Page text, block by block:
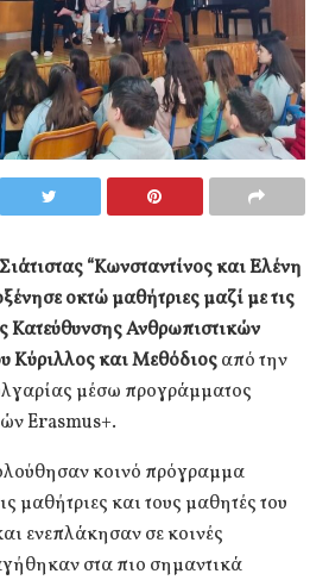
“Κωνσταντίνος και Ελένη
οκτώ μαθήτριες μαζί με τις
Κατεύθυνσης Ανθρωπιστικών
Κύριλλος και Μεθόδιοςαπό την
μέσω προγράμματος
Erasmus+.
κοινό πρόγραμμα
μαθήτριες και τους μαθητές του
ενεπλάκησαν σε κοινές
στα πιο σημαντικά